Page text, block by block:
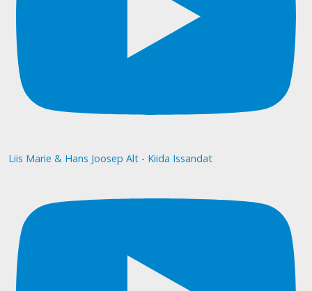
Liis Marie & Hans Joosep Alt - Kiida Issandat